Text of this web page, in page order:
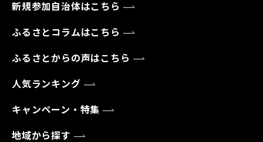
新規参加自治体はこちら
ふるさとコラムはこちら
ふるさとからの声はこちら
人気ランキング
キャンペーン・特集
地域から探す